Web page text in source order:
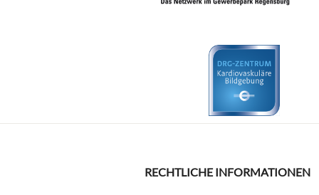
RECHTLICHE INFORMATIONEN